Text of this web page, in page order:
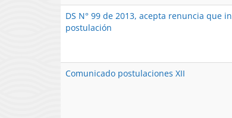
DS N° 99 de 2013, acepta renuncia que
postulación
Comunicado postulaciones XII